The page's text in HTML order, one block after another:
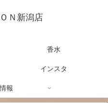
Ｎ新潟店
香水
インスタ
報